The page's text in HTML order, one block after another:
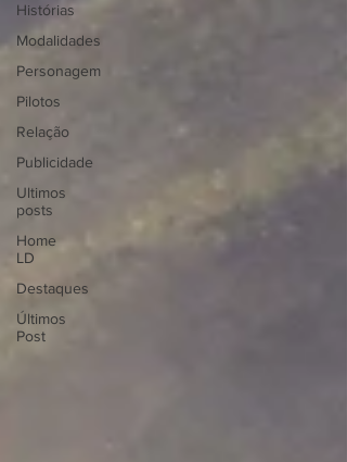
Histórias
Modalidades
Personagem
Pilotos
Relação
Publicidade
Ultimos
posts
Home
LD
Destaques
Últimos
Post